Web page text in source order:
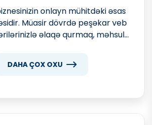
onlayn mühitdəki əsas
Müasir dövrdə peşəkar veb
əlaqə qurmaq, məhsul
vacib bir vasitədir
DAHA ÇOX OXU